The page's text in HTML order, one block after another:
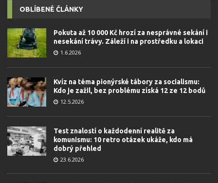
OBLÍBENÉ ČLÁNKY
Pokuta až 10 000 Kč hrozí za nesprávné sekání i
nesekání trávy. Záleží i na prostředku a lokaci
1.6.2026
Kvíz na téma pionýrské tábory za socialismu:
Kdo je zažil, bez problému získá 12 ze 12 bodů
12.5.2026
Test znalostí o každodenní realitě za
komunismu: 10 retro otázek ukáže, kdo má
dobrý přehled
23.6.2026